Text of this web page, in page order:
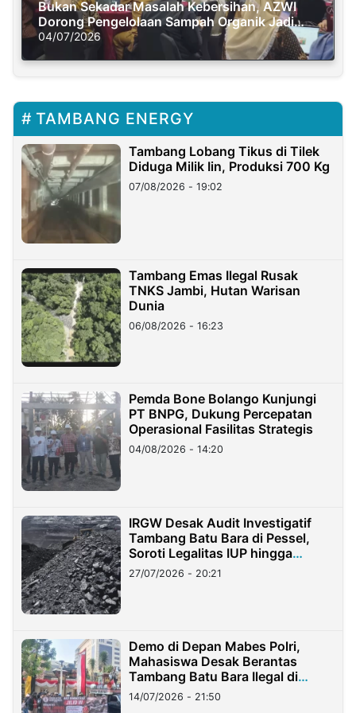
Bukan Sekadar Masalah Kebersihan, AZWI
Dorong Pengelolaan Sampah Organik Jadi
Solusi Krisis Iklim
04/07/2026
TAMBANG ENERGY
Tambang Lobang Tikus di Tilek
Diduga Milik Iin, Produksi 700 Kg
07/08/2026 - 19:02
Tambang Emas Ilegal Rusak
TNKS Jambi, Hutan Warisan
Dunia
06/08/2026 - 16:23
Pemda Bone Bolango Kunjungi
PT BNPG, Dukung Percepatan
Operasional Fasilitas Strategis
04/08/2026 - 14:20
IRGW Desak Audit Investigatif
Tambang Batu Bara di Pessel,
Soroti Legalitas IUP hingga
Stockpile
27/07/2026 - 20:21
Demo di Depan Mabes Polri,
Mahasiswa Desak Berantas
Tambang Batu Bara Ilegal di
Lampung
14/07/2026 - 21:50